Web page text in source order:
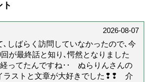
2026-08-07
､しばらく訪問していなかったので､今
が最終話と知り､愕然となりました
ってたんですね･･ ぬらりんさんの
ラストと文章が大好きでした❢❢ 介